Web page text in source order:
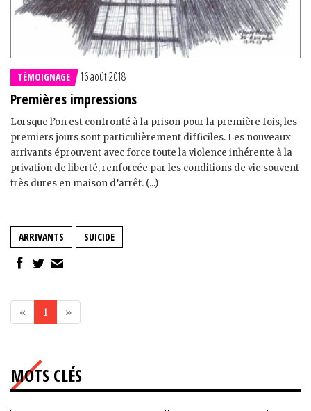
TÉMOIGNAGE 16 août 2018
Premières impressions
Lorsque l’on est confronté à la prison pour la première fois, les
premiers jours sont particulièrement difficiles. Les nouveaux
arrivants éprouvent avec force toute la violence inhérente à la
privation de liberté, renforcée par les conditions de vie souvent
très dures en maison d’arrêt. (...)
ARRIVANTS SUICIDE
« 1 »
MOTS CLÉS